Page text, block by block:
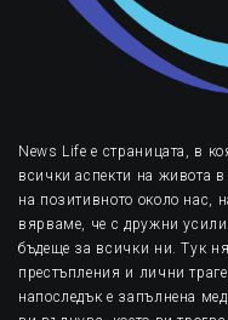
News Life е страницата, в
всички аспекти на живота
на позитивното около нас,
вярваме, че с дружни
бъдеще за всички ни. Тук
престъпления и лични
напоследък е запълнена